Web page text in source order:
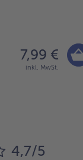
7,99 €
inkl. MwSt.
4,7/5